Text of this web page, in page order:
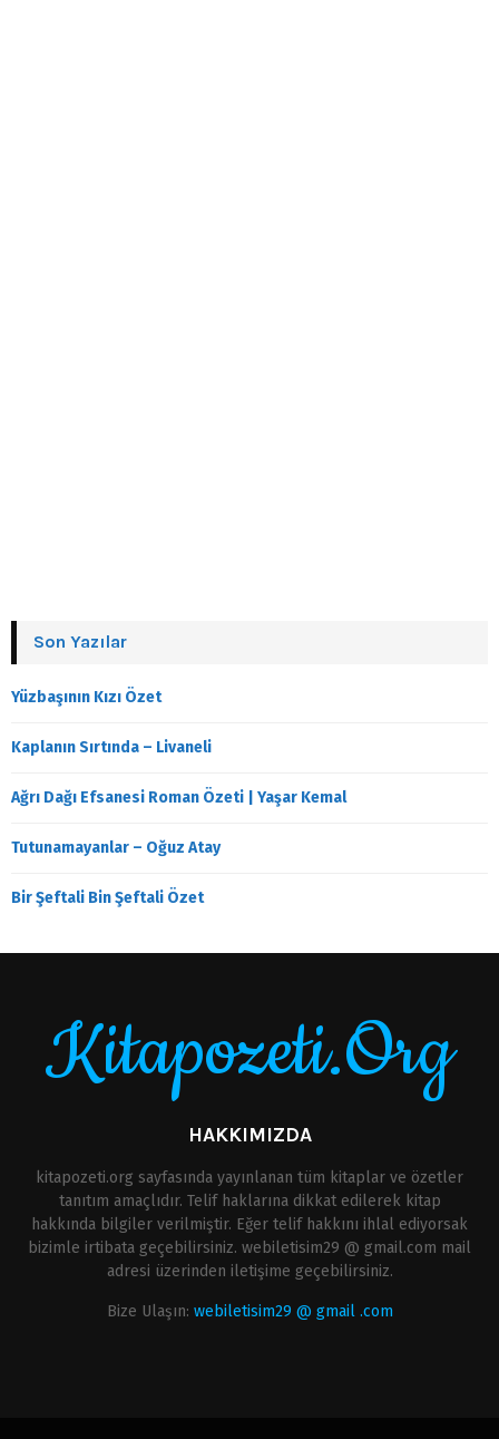
Son Yazılar
Yüzbaşının Kızı Özet
Kaplanın Sırtında – Livaneli
Ağrı Dağı Efsanesi Roman Özeti | Yaşar Kemal
Tutunamayanlar – Oğuz Atay
Bir Şeftali Bin Şeftali Özet
Kitapozeti.Org
HAKKIMIZDA
kitapozeti.org sayfasında yayınlanan tüm kitaplar ve özetler
tanıtım amaçlıdır. Telif haklarına dikkat edilerek kitap
hakkında bilgiler verilmiştir. Eğer telif hakkını ihlal ediyorsak
bizimle irtibata geçebilirsiniz. webiletisim29 @ gmail.com mail
adresi üzerinden iletişime geçebilirsiniz.
Bize Ulaşın: webiletisim29 @ gmail .com